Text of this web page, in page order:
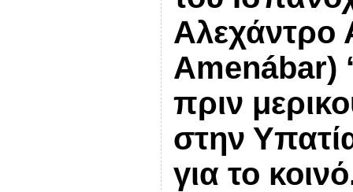
Αλεχάντρο
Amenábar)
πριν
στην
για το